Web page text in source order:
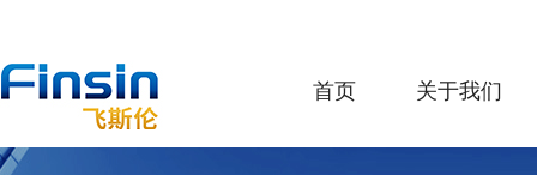
首页 关于我们